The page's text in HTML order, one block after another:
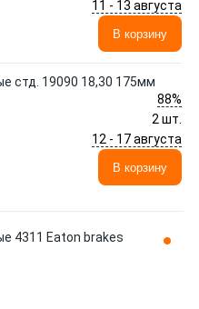
11 - 13 августа
В корзину
стд. 19090 18,30 175мм
88%
2 шт.
12 - 17 августа
В корзину
4311 Eaton brakes